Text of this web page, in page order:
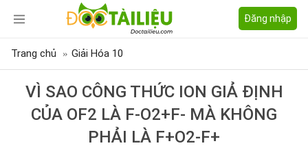
Đăng nhập
Trang chủ Giải Hóa 10
VÌ SAO CÔNG THỨC ION GIẢ ĐỊNH
CỦA OF2 LÀ F-O2+F- MÀ KHÔNG
PHẢI LÀ F+O2-F+